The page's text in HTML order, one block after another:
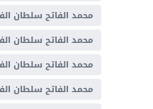
محمد الفاتح سلطان
محمد الفاتح سلطان
محمد الفاتح سلطان
محمد الفاتح سلطان